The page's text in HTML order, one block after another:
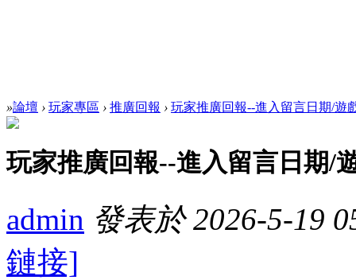
»論壇 › 玩家專區 › 推廣回報 › 玩家推廣回報--進入留言日期/遊
玩家推廣回報--進入留言日期/
admin 發表於 2026-5-19
鏈接]